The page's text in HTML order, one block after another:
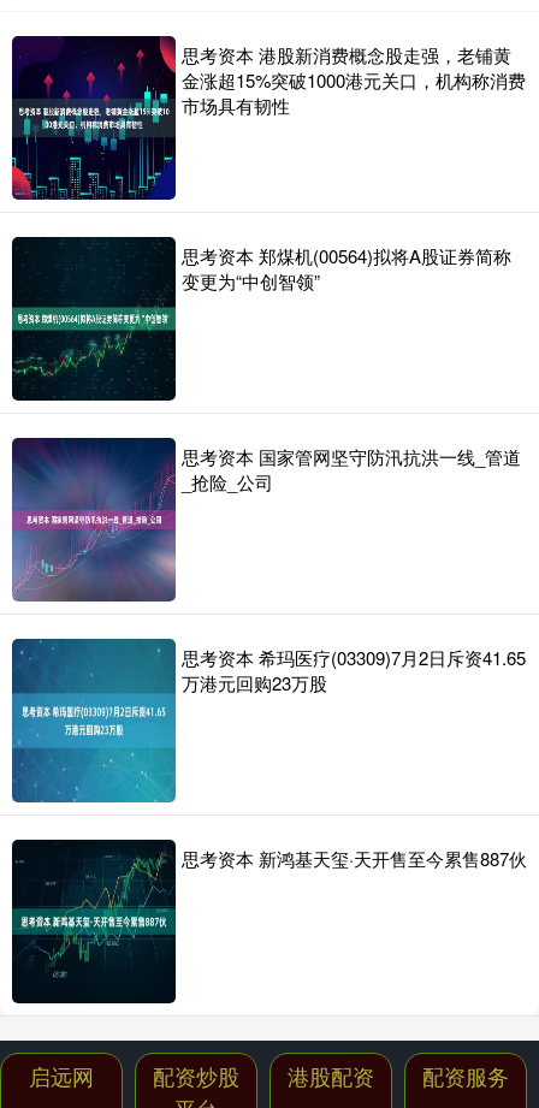
思考资本 港股新消费概念股走强，老铺黄
金涨超15%突破1000港元关口，机构称消费
市场具有韧性
思考资本 郑煤机(00564)拟将A股证券简称
变更为“中创智领”
思考资本 国家管网坚守防汛抗洪一线_管道
_抢险_公司
思考资本 希玛医疗(03309)7月2日斥资41.65
万港元回购23万股
思考资本 新鸿基天玺·天开售至今累售887伙
启远网
配资炒股
港股配资 配资服务